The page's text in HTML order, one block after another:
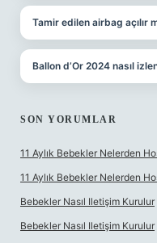
Tamir edilen airbag açılır
Ballon d’Or 2024 nasıl
SON YORUMLAR
11 Aylık Bebekler Nelerden
11 Aylık Bebekler Nelerden
Bebekler Nasıl Iletişim Kurulur
Bebekler Nasıl Iletişim Kurulur